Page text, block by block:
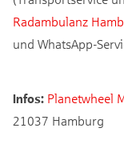
Radambulanz
und WhatsApp-
Infos: Planetwheel
21037 Hamburg